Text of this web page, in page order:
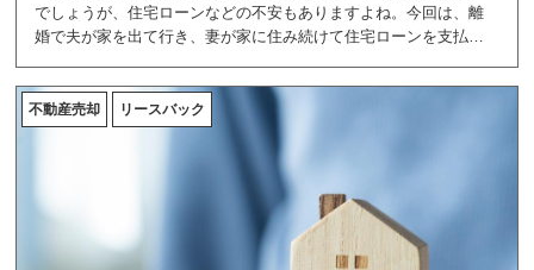
でしょうが、住宅ローンなどの不安もありますよね。今回は、離
婚で夫が家を出て行き、妻が家に住み続けて住宅ローンを支払っ
不動産売却 リースバック